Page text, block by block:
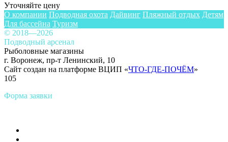
Уточняйте цену
О компании Подводная охота Дайвинг Пляжный отдых Детям
Для бассейна Туризм
© 2018—2026
Подводный арсенал
Рыболовные магазины
г. Воронеж, пр-т Ленинский, 10
Сайт создан на платформе ВЦИП «ЧТО-ГДЕ-ПОЧЁМ»
105
Форма заявки